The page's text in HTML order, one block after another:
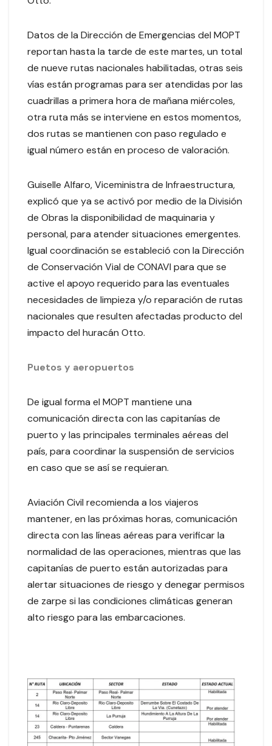
Datos de la Dirección de Emergencias del MOPT
reportan hasta la tarde de este martes, un total
de nueve rutas nacionales habilitadas, otras seis
vías están programas para ser atendidas por las
cuadrillas a primera hora de mañana miércoles,
otra ruta más se interviene en estos momentos,
dos rutas se mantienen con paso regulado e
igual número están en proceso de valoración.
Guiselle Alfaro, Viceministra de Infraestructura,
explicó que ya se activó por medio de la División
de Obras la disponibilidad de maquinaria y
personal, para atender situaciones emergentes.
Igual coordinación se estableció con la Dirección
de Conservación Vial de CONAVI para que se
active el apoyo requerido para las eventuales
necesidades de limpieza y/o reparación de rutas
nacionales que resulten afectadas producto del
impacto del huracán Otto.
Puetos y aeropuertos
De igual forma el MOPT mantiene una
comunicación directa con las capitanías de
puerto y las principales terminales aéreas del
país, para coordinar la suspensión de servicios
en caso que se así se requieran.
Aviación Civil recomienda a los viajeros
mantener, en las próximas horas, comunicación
directa con las líneas aéreas para verificar la
normalidad de las operaciones, mientras que las
capitanías de puerto están autorizadas para
alertar situaciones de riesgo y denegar permisos
de zarpe si las condiciones climáticas generan
alto riesgo para las embarcaciones.